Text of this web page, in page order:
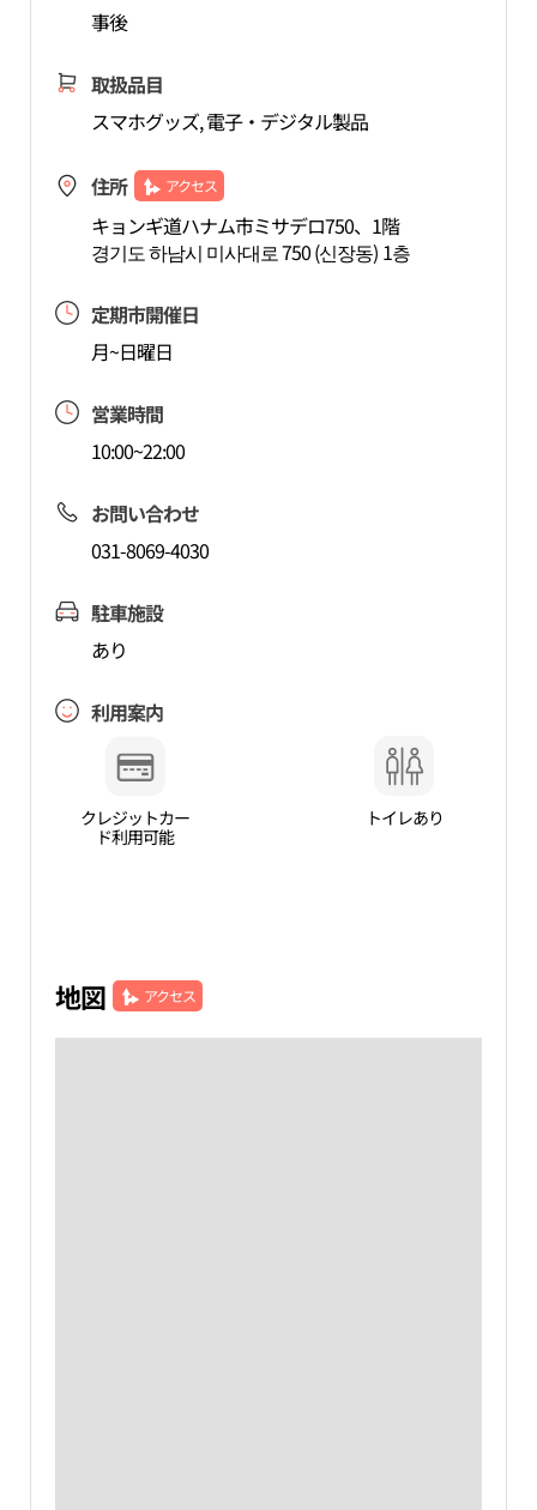
事後
取扱品目
スマホグッズ, 電子・デジタル製品
住所 アクセス
キョンギ道ハナム市ミサデロ750、1階
경기도 하남시 미사대로 750 (신장동) 1층
定期市開催日
月~日曜日
営業時間
10:00~22:00
お問い合わせ
031-8069-4030
駐車施設
あり
利用案内
クレジットカー
ド利用可能
トイレあり
地図 アクセス